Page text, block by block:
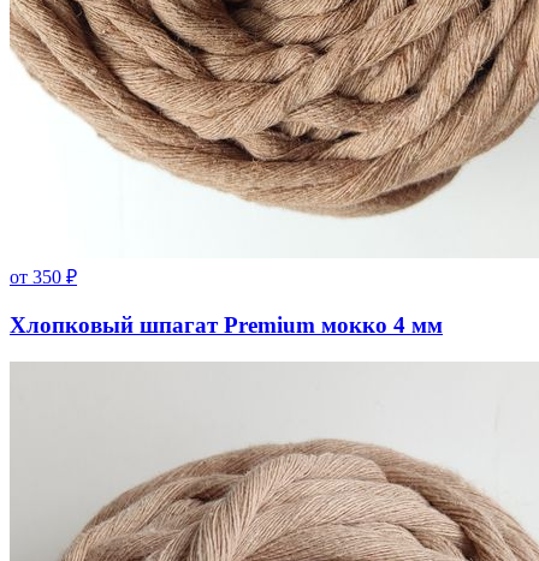
от 350 ₽
Хлопковый шпагат Premium мокко 4 мм